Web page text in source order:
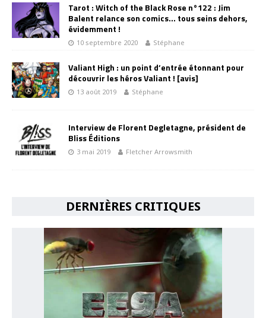
Tarot : Witch of the Black Rose n°122 : Jim
Balent relance son comics… tous seins dehors,
évidemment !
10 septembre 2020 Stéphane
Valiant High : un point d’entrée étonnant pour
découvrir les héros Valiant ! [avis]
13 août 2019 Stéphane
Interview de Florent Degletagne, président de
Bliss Éditions
3 mai 2019 Fletcher Arrowsmith
DERNIÈRES CRITIQUES